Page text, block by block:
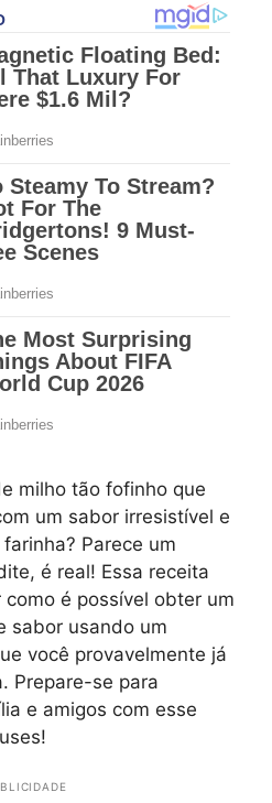
milho tão fofinho que
um sabor irresistível e
Parece um
é real! Essa receita
é possível obter um
sabor usando um
você provavelmente já
Prepare-se para
e amigos com esse